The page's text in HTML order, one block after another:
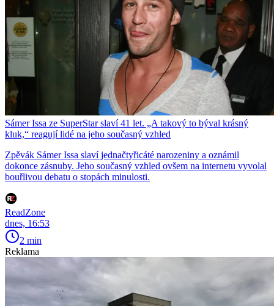
Sámer Issa ze SuperStar slaví 41 let. „A takový to býval krásný
kluk,“ reagují lidé na jeho současný vzhled
Zpěvák Sámer Issa slaví jednačtyřicáté narozeniny a oznámil
dokonce zásnuby. Jeho současný vzhled ovšem na internetu vyvolal
bouřlivou debatu o stopách minulosti.
ReadZone
dnes, 16:53
2 min
Reklama